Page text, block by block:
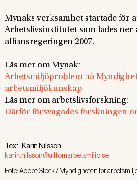
Mynaks verksamhet startade för
Arbetslivsinstitutet som lades ner
alliansregeringen 2007.
Läs mer om Mynak:
Arbetsmiljöproblem på
arbetsmiljökunskap
Läs mer om arbetslivsforskning:
Därför försvagades forskningen
Text : Karin Nilsson
karin.nilsson@alltomarbetsmiljo.se
Foto:Adobe Stock / Myndigheten för